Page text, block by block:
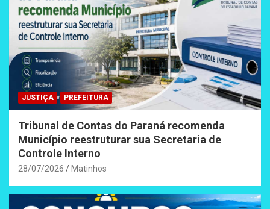
JUSTIÇA PREFEITURA
Tribunal de Contas do Paraná recomenda
Município reestruturar sua Secretaria de
Controle Interno
28/07/2026 Matinhos